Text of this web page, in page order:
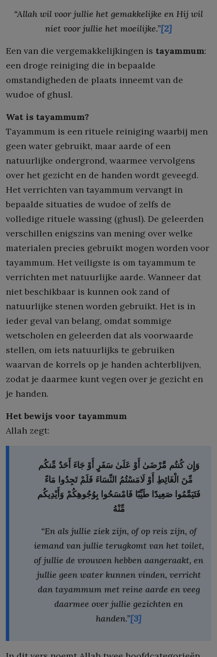
“Allah wil voor jullie het gemakkelijke en Hij wil
niet voor jullie het moeilijke.”[2]
Een van die vergemakkelijkingen is tayammum:
een droge reiniging die in bepaalde
omstandigheden de plaats inneemt van de
wudoe of ghusl.
Wat is tayammum?
Tayammum is een rituele reiniging waarbij men
geen water gebruikt, maar aarde of een
natuurlijke ondergrond, waarmee vervolgens
over het gezicht en de handen wordt geveegd.
Het verrichten van tayammum vervangt in
bepaalde situaties de wudoe of zelfs de
volledige rituele wassing (ghusl). De geleerden
verschillen enigszins van mening over welke
materialen precies gebruikt mogen worden voor
tayammum. Het veiligste is om tayammum te
verrichten met natuurlijke aarde. Wanneer dat
niet beschikbaar is kunnen ook zand of
natuurlijke stenen worden gebruikt. Het is in
ieder geval van belang, omdat sommige
wetscholen en geleerden dat als voorwaarde
stellen, om iets natuurlijks te gebruiken
waarvan de korrels op je handen achterblijven,
zodat je daarmee kunt vegen over je gezicht en
je handen.
Het bewijs voor tayammum
Allah zegt:
وَإِن كُنتُم مَّرْضَىٰ أَوْ عَلَىٰ سَفَرٍ أَوْ جَاءَ أَحَدٌ مِّنكُم
مِّنَ الْغَائِطِ أَوْ لَامَسْتُمُ النِّسَاءَ فَلَمْ تَجِدُوا مَاءً
فَتَيَمَّمُوا صَعِيدًا طَيِّبًا فَامْسَحُوا بِوُجُوهِكُمْ وَأَيْدِيكُم
مِّنْهُ
“En als jullie ziek zijn, of op reis zijn, of
iemand van jullie terugkomt van het toilet,
of jullie de vrouwen hebben aangeraakt, en
jullie geen water kunnen vinden, verricht
dan tayammum met reine aarde en veeg
daarmee over jullie gezichten en
handen.”[3]